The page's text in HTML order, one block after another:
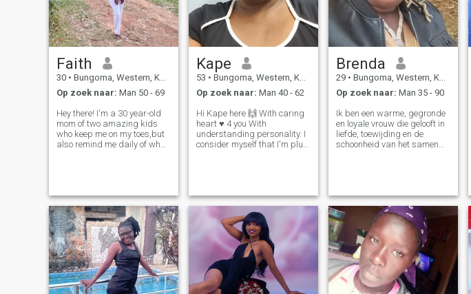
Faith
30 • Bungoma, Western, Kenya
Op zoek naar: Man 50 - 69
Hey there! I'm a 30 year-old
mom of two amazing kids
who keep me on my toes,but
also remind me daily of what
binging a Netflix series,or
plann
Kape
53 • Bungoma, Western, Kenya
Op zoek naar: Man 40 - 62
Hi Kape here 🙌 With caring
heart ♥ 4 you With
understanding personality. I
consider myself that I'm plus
pictures of original me I th
Brenda
29 • Bungoma, Western, Kenya
Op zoek naar: Man 35 - 90
Ik ben een warme, gegronde
en loyale vrouw die gelooft in
liefde, toewijding en de
schoonheid van het samen
de vreugde (en uitdagingen)
van ouderschap. Ik ben hier
niet voor spelletjes of casual
flings. Ik zoek een serieuze,
exclusieve relatie die leidt tot
het huwelijk met iemand die
waarde hecht aan familie,
loyaliteit en eerlijkheid. Ik
geniet van simpele dingen...
diepgaande gesprekken,